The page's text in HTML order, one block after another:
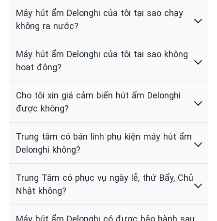
Máy hút ẩm Delonghi của tôi tại sao chạy
không ra nước?
Máy hút ẩm Delonghi của tôi tại sao không
hoạt động?
Cho tôi xin giá cảm biến hút ẩm Delonghi
được không?
Trung tâm có bán linh phụ kiện máy hút ẩm
Delonghi không?
Trung Tâm có phục vụ ngày lễ, thứ Bẩy, Chủ
Nhật không?
Máy hút ẩm Delonghi có được bảo hành sau